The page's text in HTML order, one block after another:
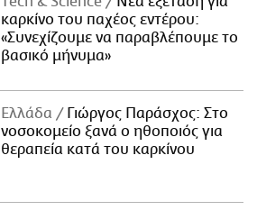
καρκίνο του παχέος εντέρου:
«Συνεχίζουμε να παραβλέπουμε το
βασικό μήνυμα»
Ελλάδα
Γιώργος Παράσχος: Στο
νοσοκομείο ξανά ο ηθοποιός για
θεραπεία κατά του καρκίνου